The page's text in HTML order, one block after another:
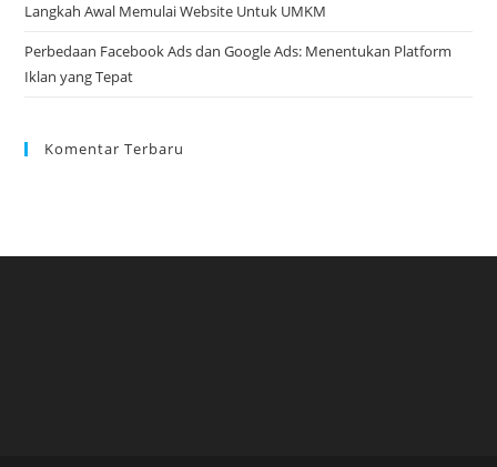
Langkah Awal Memulai Website Untuk UMKM
Perbedaan Facebook Ads dan Google Ads: Menentukan Platform
Iklan yang Tepat
Komentar Terbaru